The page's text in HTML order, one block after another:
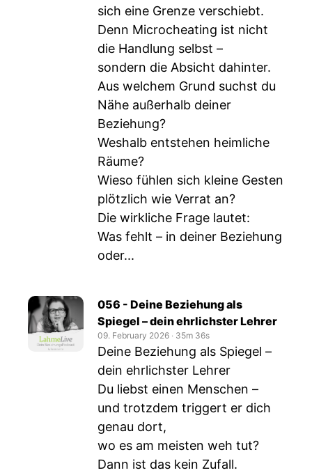
sich eine Grenze verschiebt.
Denn Microcheating ist nicht
die Handlung selbst –
sondern die Absicht dahinter.
Aus welchem Grund suchst du
Nähe außerhalb deiner
Beziehung?
Weshalb entstehen heimliche
Räume?
Wieso fühlen sich kleine Gesten
plötzlich wie Verrat an?
Die wirkliche Frage lautet:
Was fehlt – in deiner Beziehung
oder...
056 - Deine Beziehung als
Spiegel – dein ehrlichster Lehrer
09. February 2026 ‧ 35m 36s
Deine Beziehung als Spiegel –
dein ehrlichster Lehrer
Du liebst einen Menschen –
und trotzdem triggert er dich
genau dort,
wo es am meisten weh tut?
Dann ist das kein Zufall.